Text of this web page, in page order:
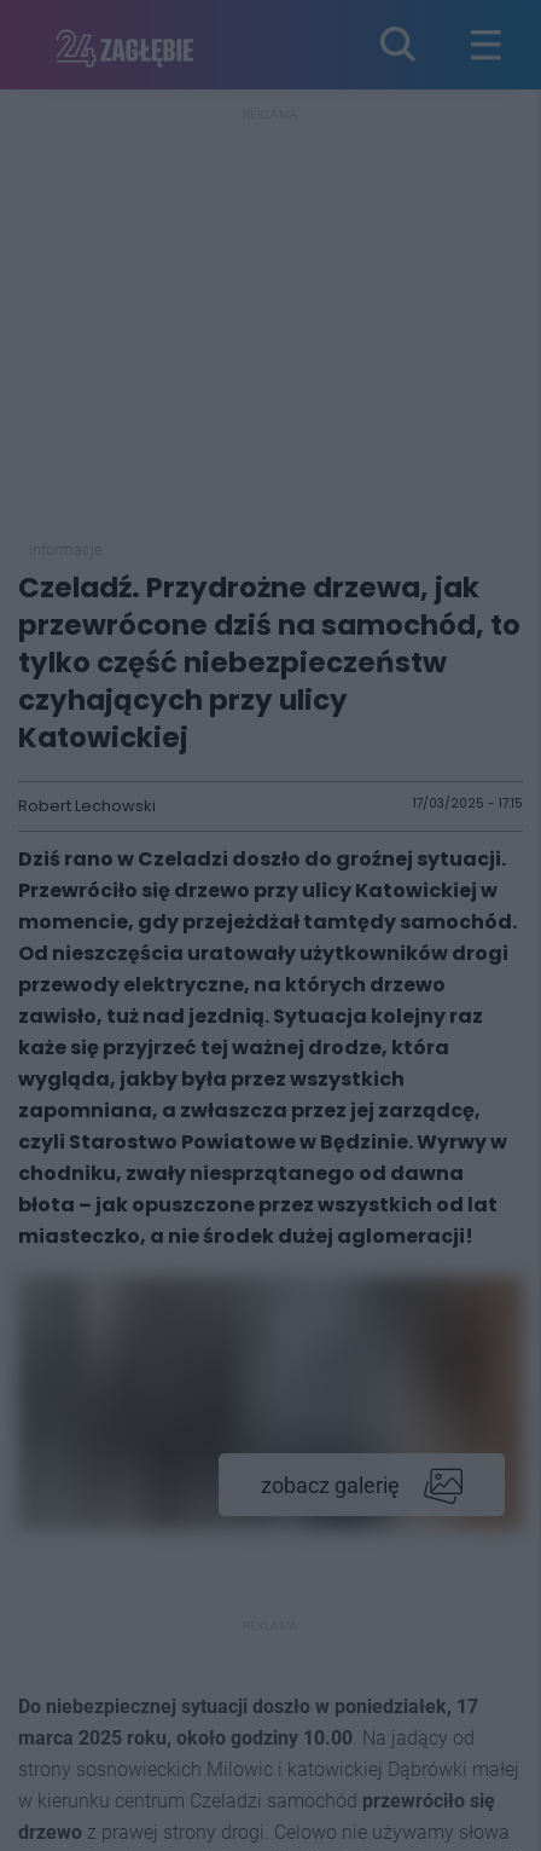
Czeladź. Przydrożne drzewa, jak
przewrócone dziś na samochód, to
tylko część niebezpieczeństw
czyhających przy ulicy
Katowickiej
Robert Lechowski 17/03/2025 - 17:15
Dziś rano w Czeladzi doszło do groźnej sytuacji.
Przewróciło się drzewo przy ulicy Katowickiej w
momencie, gdy przejeżdżał tamtędy samochód.
Od nieszczęścia uratowały użytkowników drogi
przewody elektryczne, na których drzewo
zawisło, tuż nad jezdnią. Sytuacja kolejny raz
każe się przyjrzeć tej ważnej drodze, która
wygląda, jakby była przez wszystkich
zapomniana, a zwłaszcza przez jej zarządcę,
czyli Starostwo Powiatowe w Będzinie. Wyrwy w
chodniku, zwały niesprzątanego od dawna
błota – jak opuszczone przez wszystkich od lat
miasteczko, a nie środek dużej aglomeracji!
zobacz galerię
Do niebezpiecznej sytuacji doszło w poniedziałek, 17
marca 2025 roku, około godziny 10.00. Na jadący od
strony sosnowieckich Milowic i katowickiej Dąbrówki małej
w kierunku centrum Czeladzi samochód przewróciło się
drzewo z prawej strony drogi. Celowo nie używamy słowa